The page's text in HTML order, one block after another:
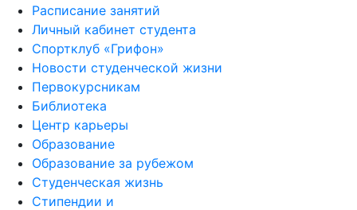
Расписание занятий
Личный кабинет студента
Спортклуб «Грифон»
Новости студенческой жизни
Первокурсникам
Библиотека
Центр карьеры
Образование
Образование за рубежом
Студенческая жизнь
Стипендии и